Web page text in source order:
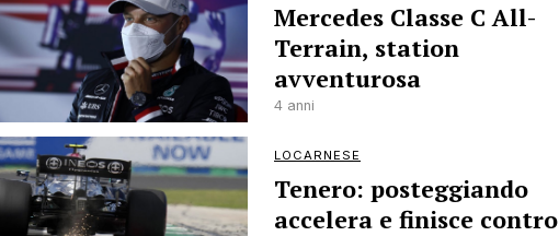
Mercedes Classe C All-
Terrain, station
avventurosa
4 anni
LOCARNESE
Tenero: posteggiando
accelera e finisce contro